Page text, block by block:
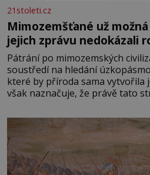
21stoleti.cz
Mimozemšťané už
jejich zprávu nedokázali
Pátrání po mimozemských
soustředí na hledání
které by příroda sama vytvořila
však naznačuje, že právě tato